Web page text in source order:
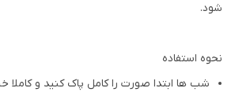
شود.
نحوه استفاده
شب ها ابتدا صورت را کامل پاک کنید و کاملا